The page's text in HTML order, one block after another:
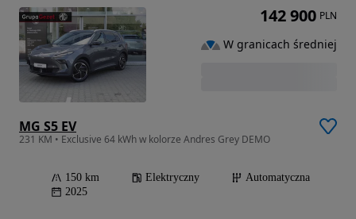
MG S5 EV
231 KM • Exclusive 64 kWh w kolorze Andres Grey DEMO
150 km Elektryczny
Automatyczna
2025
142 900 PLN
W granicach średniej